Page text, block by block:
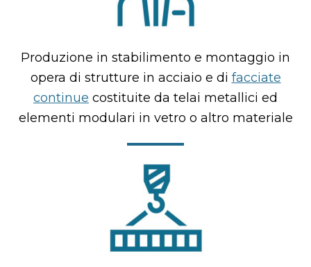
Produzione in stabilimento e montaggio in
opera di strutture in acciaio e di facciate
continue costituite da telai metallici ed
elementi modulari in vetro o altro materiale